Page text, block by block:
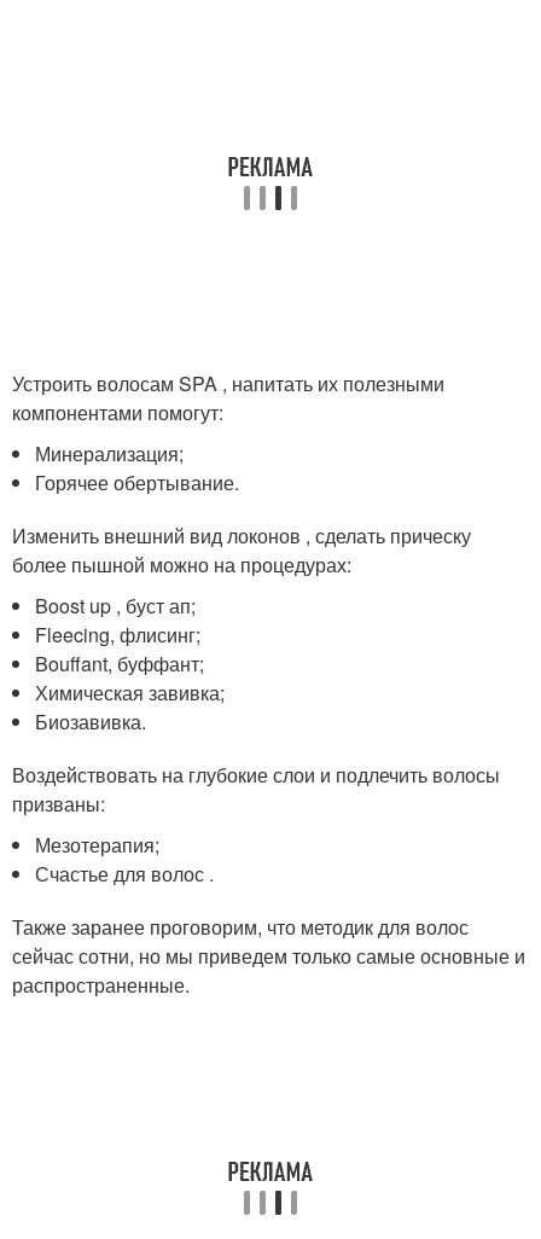
Устроить волосам SPA , напитать их полезными
компонентами помогут:
Минерализация;
Горячее обертывание.
Изменить внешний вид локонов , сделать прическу
более пышной можно на процедурах:
Boost up , буст ап;
Fleecing, флисинг;
Bouffant, буффант;
Химическая завивка;
Биозавивка.
Воздействовать на глубокие слои и подлечить волосы
призваны:
Мезотерапия;
Счастье для волос .
Также заранее проговорим, что методик для волос
сейчас сотни, но мы приведем только самые основные и
распространенные.